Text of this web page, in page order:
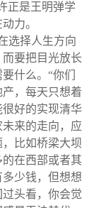
正是王明弹学
力。
选择人生方向
要把目光放长
什么。“你们
，每天只想着
好的实现清华
来的走向，应
比如桥梁大坝
在西部或者其
少钱，但想想
头看，你会觉